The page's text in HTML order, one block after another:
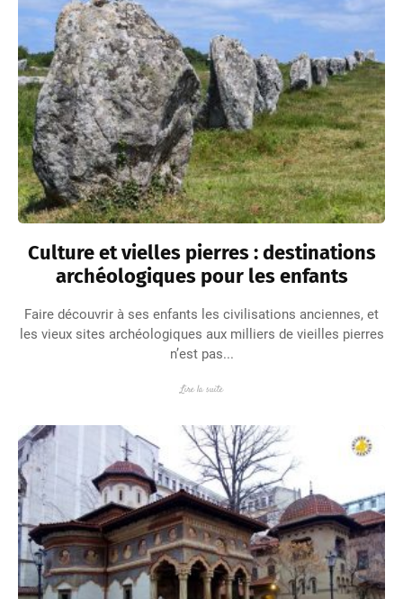
Culture et vielles pierres : destinations
archéologiques pour les enfants
Faire découvrir à ses enfants les civilisations anciennes, et
les vieux sites archéologiques aux milliers de vieilles pierres
n’est pas...
Lire la suite